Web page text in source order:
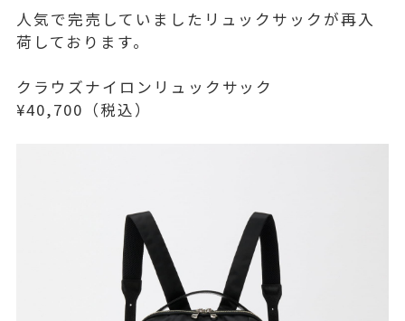
人気で完売していましたリュックサックが再入
荷しております。
クラウズナイロンリュックサック
¥40,700（税込）